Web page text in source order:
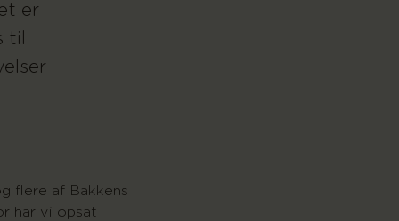
er
til
flere af Bakkens
har vi opsat